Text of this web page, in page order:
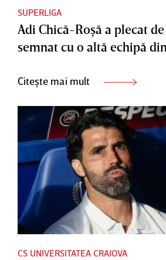
SUPERLIGA
Adi Chică-Roşă a plecat
semnat cu o altă echipă
Citește mai mult
CS UNIVERSITATEA CRAIOVA